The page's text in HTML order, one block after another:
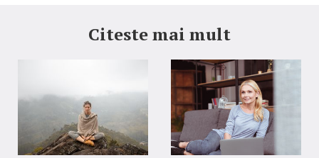
Citeste mai mult